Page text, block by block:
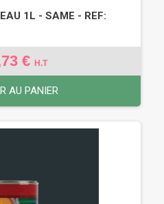
1L - SAME - REF:
€ H.T
AU PANIER